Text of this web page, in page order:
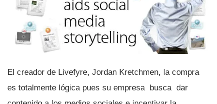
El creador de Livefyre, Jordan Kretchmen, la compra
es totalmente lógica pues su empresa busca dar